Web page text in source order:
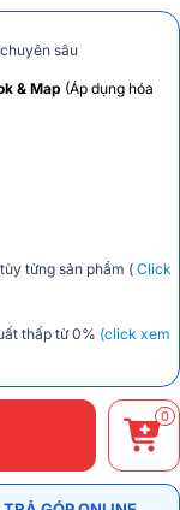
sâu
& Map (Áp dụng hóa
từng sản phẩm ( Click
thấp từ 0% (click xem
0